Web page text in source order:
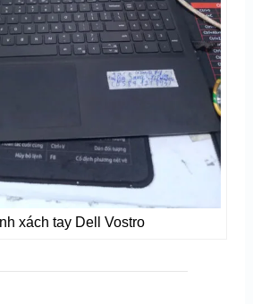
xách tay Dell Vostro